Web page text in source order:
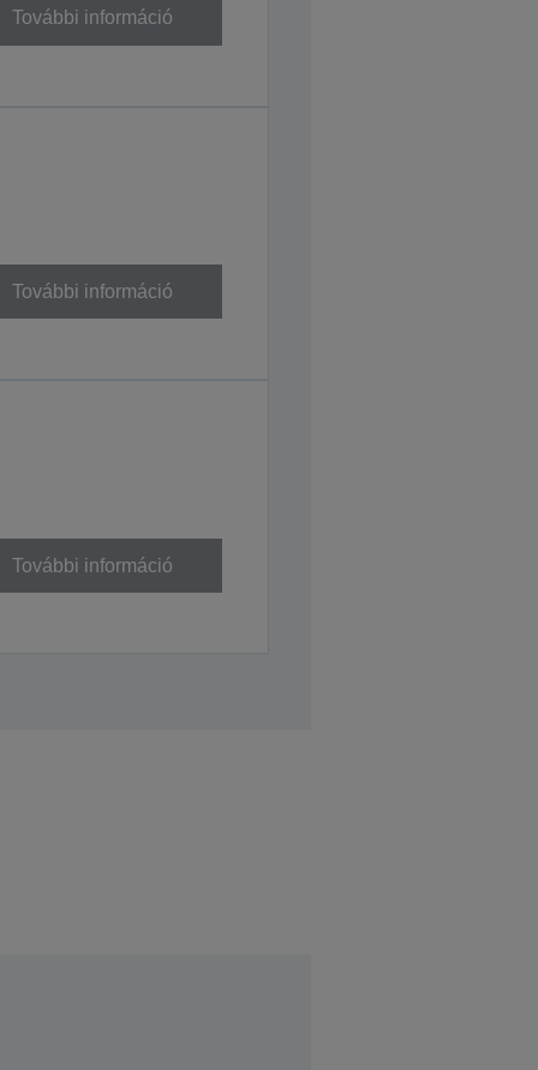
További információ
További információ
További információ